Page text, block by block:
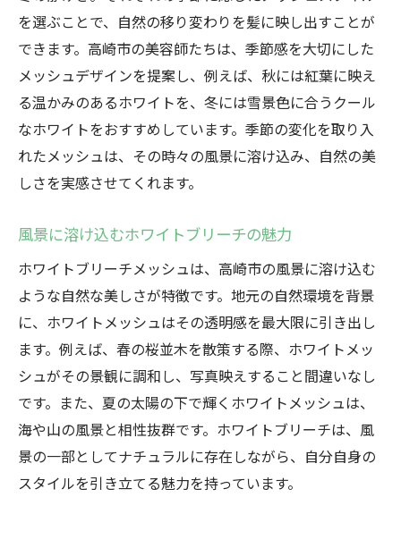
を選ぶことで、自然の移り変わりを髪に映し出すことが
できます。高崎市の美容師たちは、季節感を大切にした
メッシュデザインを提案し、例えば、秋には紅葉に映え
る温かみのあるホワイトを、冬には雪景色に合うクール
なホワイトをおすすめしています。季節の変化を取り入
れたメッシュは、その時々の風景に溶け込み、自然の美
しさを実感させてくれます。
風景に溶け込むホワイトブリーチの魅力
ホワイトブリーチメッシュは、高崎市の風景に溶け込む
ような自然な美しさが特徴です。地元の自然環境を背景
に、ホワイトメッシュはその透明感を最大限に引き出し
ます。例えば、春の桜並木を散策する際、ホワイトメッ
シュがその景観に調和し、写真映えすること間違いなし
です。また、夏の太陽の下で輝くホワイトメッシュは、
海や山の風景と相性抜群です。ホワイトブリーチは、風
景の一部としてナチュラルに存在しながら、自分自身の
スタイルを引き立てる魅力を持っています。